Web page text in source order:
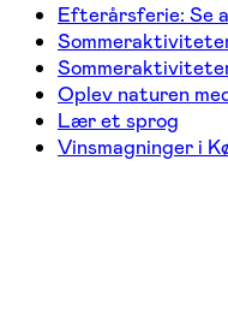
Efterårsferie: Se
Oplev naturen
Lær et sprog
Vinsmagninger i